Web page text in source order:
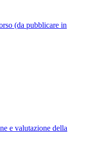
(da pubblicare in
e valutazione della